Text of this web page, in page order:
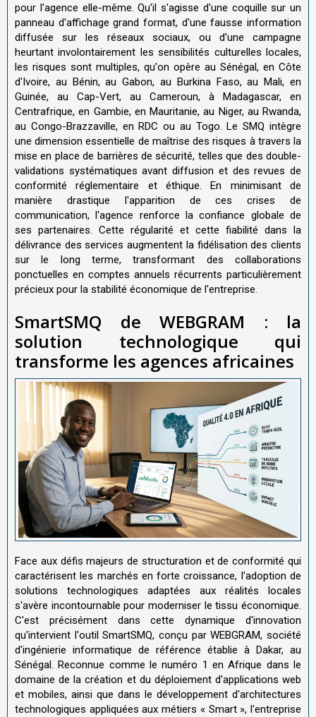
pour l'agence elle-même. Qu'il s'agisse d'une coquille sur un
panneau d'affichage grand format, d'une fausse information
diffusée sur les réseaux sociaux, ou d'une campagne
heurtant involontairement les sensibilités culturelles locales,
les risques sont multiples, qu'on opère au Sénégal, en Côte
d'Ivoire, au Bénin, au Gabon, au Burkina Faso, au Mali, en
Guinée, au Cap-Vert, au Cameroun, à Madagascar, en
Centrafrique, en Gambie, en Mauritanie, au Niger, au Rwanda,
au Congo-Brazzaville, en RDC ou au Togo. Le SMQ intègre
une dimension essentielle de maîtrise des risques à travers la
mise en place de barrières de sécurité, telles que des double-
validations systématiques avant diffusion et des revues de
conformité réglementaire et éthique. En minimisant de
manière drastique l'apparition de ces crises de
communication, l'agence renforce la confiance globale de
ses partenaires. Cette régularité et cette fiabilité dans la
délivrance des services augmentent la fidélisation des clients
sur le long terme, transformant des collaborations
ponctuelles en comptes annuels récurrents particulièrement
précieux pour la stabilité économique de l'entreprise.
SmartSMQ de WEBGRAM : la
solution technologique qui
transforme les agences africaines
Face aux défis majeurs de structuration et de conformité qui
caractérisent les marchés en forte croissance, l'adoption de
solutions technologiques adaptées aux réalités locales
s'avère incontournable pour moderniser le tissu économique.
C'est précisément dans cette dynamique d'innovation
qu'intervient l'outil SmartSMQ, conçu par WEBGRAM, société
d'ingénierie informatique de référence établie à Dakar, au
Sénégal. Reconnue comme le numéro 1 en Afrique dans le
domaine de la création et du déploiement d'applications web
et mobiles, ainsi que dans le développement d'architectures
technologiques appliquées aux métiers « Smart », l'entreprise